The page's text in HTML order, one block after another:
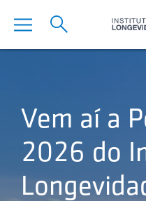
Vem aí a
2026 do